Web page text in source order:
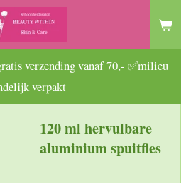
verzending vanaf 70,- ✅milieu
verpakt
120 ml hervulbare
aluminium spuitfles